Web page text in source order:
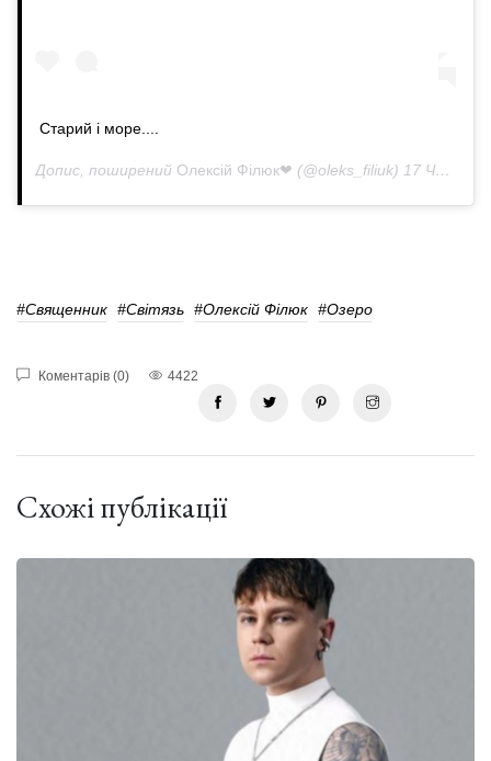
Старий і море....
Допис, поширений Олексій Філюк❤ (@oleks_filiuk) 17 Чер 2020 р. о 12:03 PDT
#священник #Світязь #Олексій Філюк #озеро
Коментарів (0) 4422
Схожі публікації